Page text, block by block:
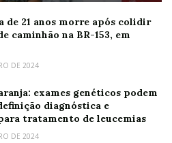
21 anos morre após colidir
caminhão na BR-153, em
DE 2024
exames genéticos podem
diagnóstica e
tratamento de leucemias
DE 2024